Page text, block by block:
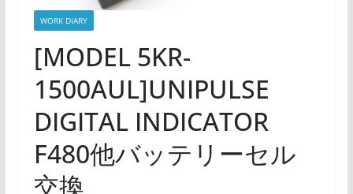
WORK DIARY
[MODEL 5KR-
1500AUL]UNIPULSE
DIGITAL INDICATOR
F480他バッテリーセル
交換